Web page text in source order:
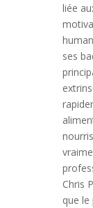
liée
ses
Chris
que le